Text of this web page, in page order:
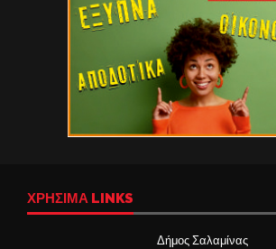
ΧΡΉΣΙΜΑ LINKS
Δήμος Σαλαμίνας